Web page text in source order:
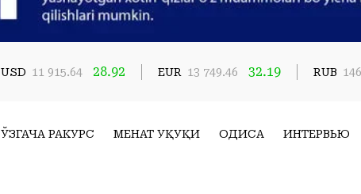
USD 11 915.64 28.92 EUR 13 749.46 32.19 RUB
ЎЗГАЧА РАКУРС МЕҲНАТ ҲУҚУҚИ ҲОДИСА ИНТЕРВЬЮ